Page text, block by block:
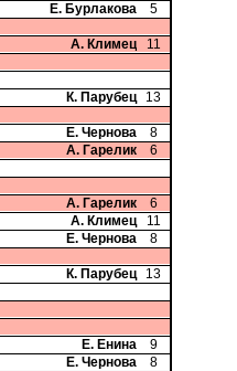
Е. Бурлакова
5
А. Климец
11
К. Парубец
13
Е. Чернова
8
А. Гарелик
6
А. Гарелик
6
А. Климец
11
Е. Чернова
8
К. Парубец
13
Е. Енина
9
Е. Чернова
8